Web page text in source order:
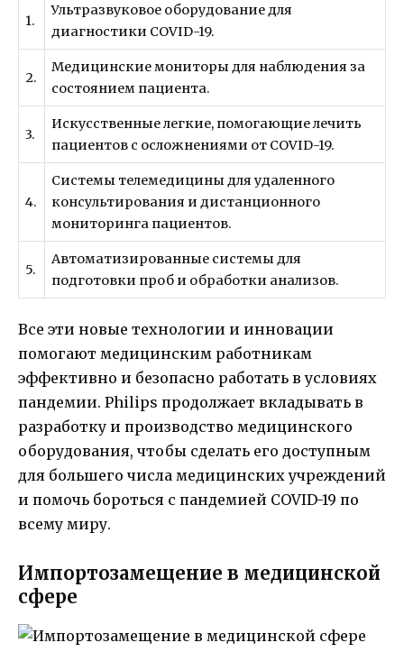
1.
Ультразвуковое оборудование для
диагностики COVID-19.
2.
Медицинские мониторы для наблюдения за
состоянием пациента.
3.
Искусственные легкие, помогающие лечить
пациентов с осложнениями от COVID-19.
4.
Системы телемедицины для удаленного
консультирования и дистанционного
мониторинга пациентов.
5.
Автоматизированные системы для
подготовки проб и обработки анализов.
Все эти новые технологии и инновации
помогают медицинским работникам
эффективно и безопасно работать в условиях
пандемии. Philips продолжает вкладывать в
разработку и производство медицинского
оборудования, чтобы сделать его доступным
для большего числа медицинских учреждений
и помочь бороться с пандемией COVID-19 по
всему миру.
Импортозамещение в медицинской
сфере